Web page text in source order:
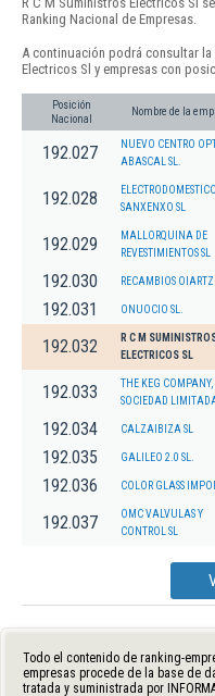
Ranking Nacional de Empresas.
A continuación podrá consultar
Electricos Sl y empresas con
Posición
Nacional
Nombre de la
192.027
NUEVO CENTRO
ABASCAL SL.
192.028
SANXENXO SL
192.029
MALLORQUINA DE
REVESTIMIENTOS SL
192.030 RECAMBIOS
192.031 ONUOCIO SL.
192.032
R C M
ELECTRICOS SL
192.033
THE KEG COMPANY,
SOCIEDAD
192.034 CALZAIBIZA SL
192.035 GALILEO 2.0 SL.
192.036 COLOR GLASS
192.037
OMC VALVULAS Y
CONTROL SL
Todo el contenido de ranking-
empresas procede de la base de
tratada y suministrada por